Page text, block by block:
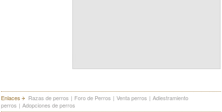
Enlaces Razas de perros | Foro de Perros | Venta perros | Adiestramiento
perros | Adopciones de perros